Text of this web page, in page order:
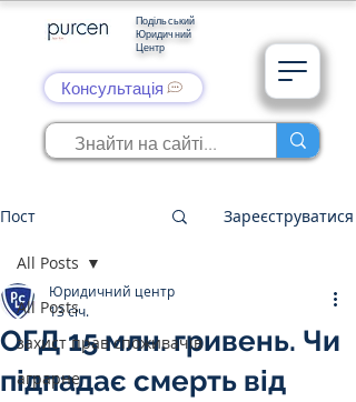
Подільський
Юридичний
Центр
Консультація
Пост Зареєструватися
All Posts
захист прав споживачів
аграрне
All Posts
ОГД 15 млн. гривень. Чи
підпадає смерть від
Юридичний центр
13 січ.